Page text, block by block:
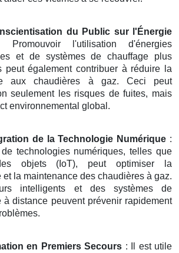
du Public sur l'Énergie
l'utilisation d'énergies
et de systèmes de chauffage plus
peut également contribuer à réduire la
aux chaudières à gaz. Ceci peut
seulement les risques de fuites, mais
environnemental global.
de la Technologie Numérique :
technologies numériques, telles que
objets (IoT), peut optimiser la
et la maintenance des chaudières à gaz.
intelligents et des systèmes de
à distance peuvent prévenir rapidement
en Premiers Secours : Il est utile